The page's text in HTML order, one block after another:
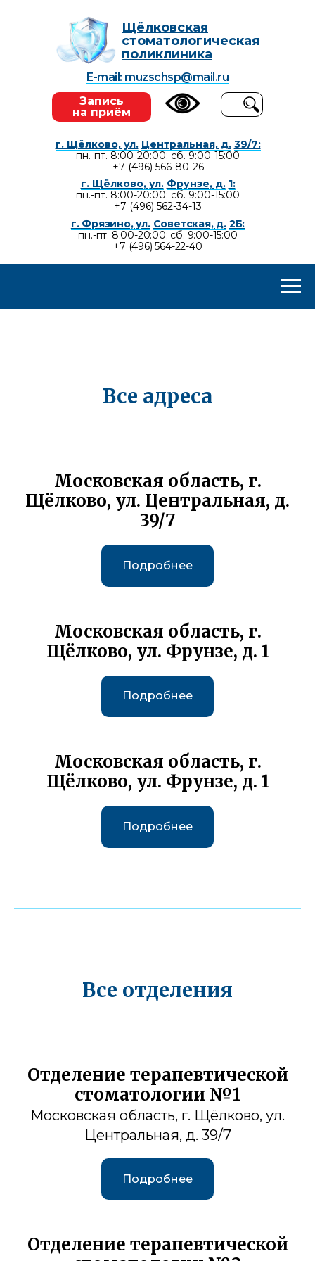
E-mail: muzschsp@mail.ru
Запись
на приём
г. Щёлково, ул. Центральная, д. 39/7:
пн.-пт. 8:00-20:00; сб. 9:00-15:00
+7 (496) 566-80-26
г. Фрязино, ул. Советская, д. 2Б:
пн.-пт. 8:00-20:00; сб. 9:00-15:00
+7 (496) 564-22-40
Щёлковская
стоматологическая
поликлиника
г. Щёлково, ул. Фрунзе, д. 1:
пн.-пт. 8:00-20:00; сб. 9:00-15:00
+7 (496) 562-34-13
Все адреса
Московская область, г.
Щёлково, ул. Центральная, д.
39/7
Подробнее
Московская область, г.
Щёлково, ул. Фрунзе, д. 1
Подробнее
Московская область, г.
Щёлково, ул. Фрунзе, д. 1
Подробнее
Все отделения
Отделение терапевтической
стоматологии №1
Московская область, г. Щёлково, ул.
Центральная, д. 39/7
Подробнее
Отделение терапевтической